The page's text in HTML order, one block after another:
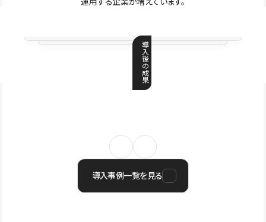
導
入
後
の
成
果
導入事例一覧を見る